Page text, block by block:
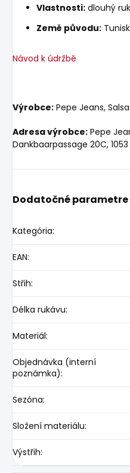
Vlastnosti: dlouhý
Země původu:
Návod k údržbě
Výrobce: Pepe Jeans, Salsa
Adresa výrobce: Pepe
Dankbaarpassage 20C,
Dodatočné parametre
Kategória:
EAN:
Střih:
Délka rukávu:
Materiál:
Objednávka (interní
poznámka):
Sezóna:
Složení materiálu:
Výstřih: